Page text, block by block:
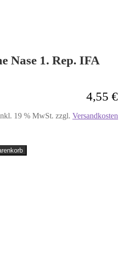
Nase 1. Rep. IFA
4,55 €
19 % MwSt. zzgl. Versandkosten